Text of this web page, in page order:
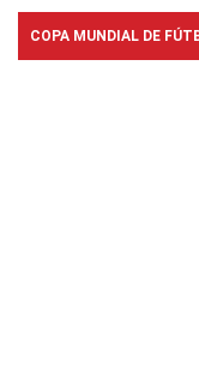
COPA MUNDIAL DE